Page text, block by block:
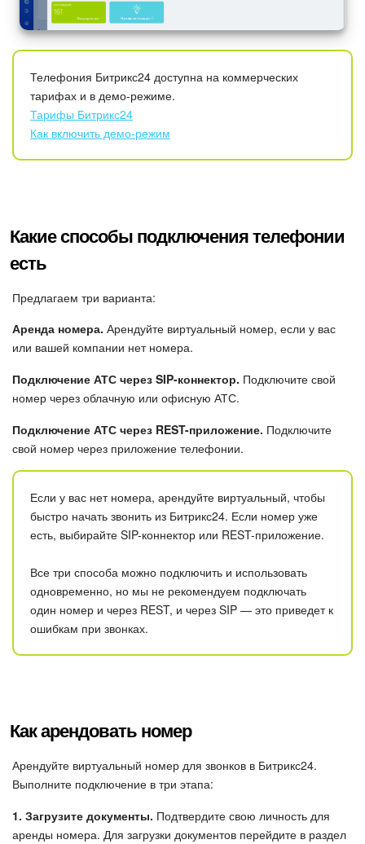
База знаний
Интернет-магазин
Складской учет
КЭДО
Подпись
Маркетинг
Аналитика
BI Конструктор
Автоматизация
Интеграция 1С и Битрикс24
Сотрудники
Бизнес-процессы
Контакт-центр
Настройки
Виджет сотрудника
Телефония Битрикс24 доступна на коммерческих
тарифах и в демо-режиме.
Тарифы Битрикс24
Как включить демо-режим
Какие способы подключения телефонии
есть
Предлагаем три варианта:
Аренда номера. Арендуйте виртуальный номер, если у вас
или вашей компании нет номера.
Подключение АТС через SIP-коннектор. Подключите свой
номер через облачную или офисную АТС.
Подключение АТС через REST-приложение. Подключите
свой номер через приложение телефонии.
Если у вас нет номера, арендуйте виртуальный, чтобы
быстро начать звонить из Битрикс24. Если номер уже
есть, выбирайте SIP-коннектор или REST-приложение.
Все три способа можно подключить и использовать
одновременно, но мы не рекомендуем подключать
один номер и через REST, и через SIP — это приведет к
ошибкам при звонках.
Как арендовать номер
Арендуйте виртуальный номер для звонков в Битрикс24.
Выполните подключение в три этапа:
1. Загрузите документы. Подтвердите свою личность для
аренды номера. Для загрузки документов перейдите в раздел